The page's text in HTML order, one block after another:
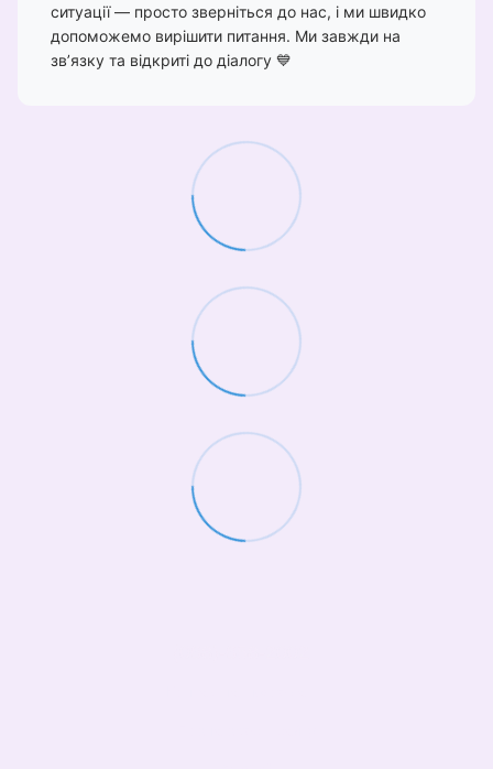
ситуації — просто зверніться до нас, і ми швидко
допоможемо вирішити питання. Ми завжди на
зв’язку та відкриті до діалогу 💙